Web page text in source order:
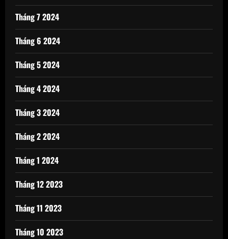
Tháng 7 2024
Tháng 6 2024
Tháng 5 2024
Tháng 4 2024
Tháng 3 2024
Tháng 2 2024
Tháng 1 2024
Tháng 12 2023
Tháng 11 2023
Tháng 10 2023